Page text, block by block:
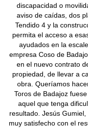
discapacidad o
aviso de caídas, dos
Tendido 4 y la
permita el acceso a
ayudados en la
empresa Coso de
en el nuevo contrato
propiedad, de llevar a
obra. Queríamos
Toros de Badajoz
aquel que tenga
resultado. Jesús
muy satisfecho con el